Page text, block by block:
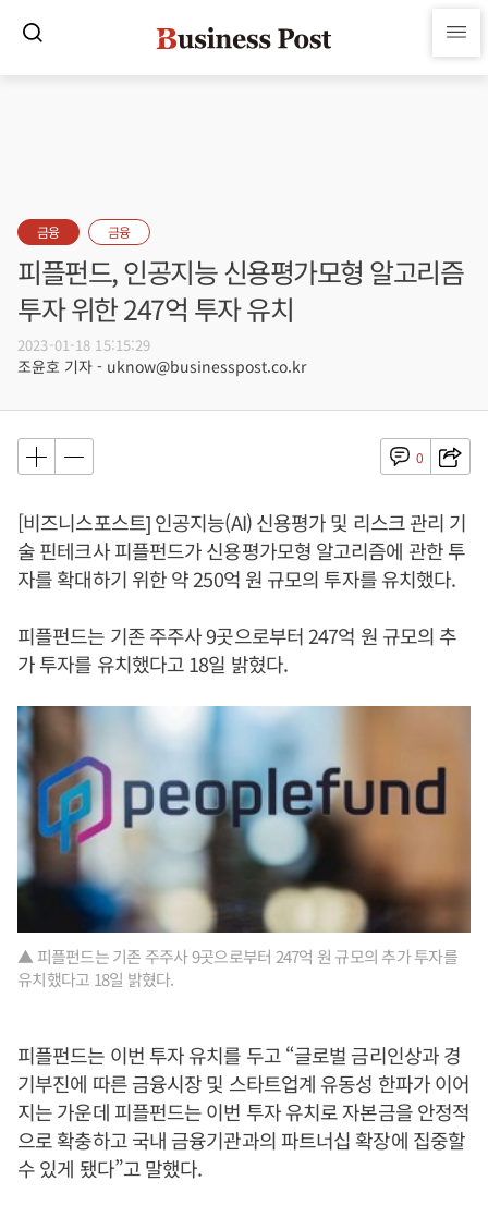
금융 금융
피플펀드, 인공지능 신용평가모형 알고리즘
투자 위한 247억 투자 유치
2023-01-18 15:15:29
조윤호 기자 - uknow@businesspost.co.kr
0
[비즈니스포스트] 인공지능(AI) 신용평가 및 리스크 관리 기
술 핀테크사 피플펀드가 신용평가모형 알고리즘에 관한 투
자를 확대하기 위한 약 250억 원 규모의 투자를 유치했다.
피플펀드는 기존 주주사 9곳으로부터 247억 원 규모의 추
가 투자를 유치했다고 18일 밝혔다.
▲ 피플펀드는 기존 주주사 9곳으로부터 247억 원 규모의 추가 투자를
유치했다고 18일 밝혔다.
피플펀드는 이번 투자 유치를 두고 “글로벌 금리인상과 경
기부진에 따른 금융시장 및 스타트업계 유동성 한파가 이어
지는 가운데 피플펀드는 이번 투자 유치로 자본금을 안정적
으로 확충하고 국내 금융기관과의 파트너십 확장에 집중할
수 있게 됐다”고 말했다.